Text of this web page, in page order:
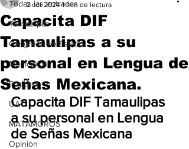
Todas las entradas
Tamaulipas
Congreso de Estado
Municipios
Podcast
UAT
MATAMOROS
Opinión
Capacita DIF
Tamaulipas a su
personal en Lengua de
Señas Mexicana.
2 oct 2024 1 min de lectura
Capacita DIF Tamaulipas
a su personal en Lengua
de Señas Mexicana